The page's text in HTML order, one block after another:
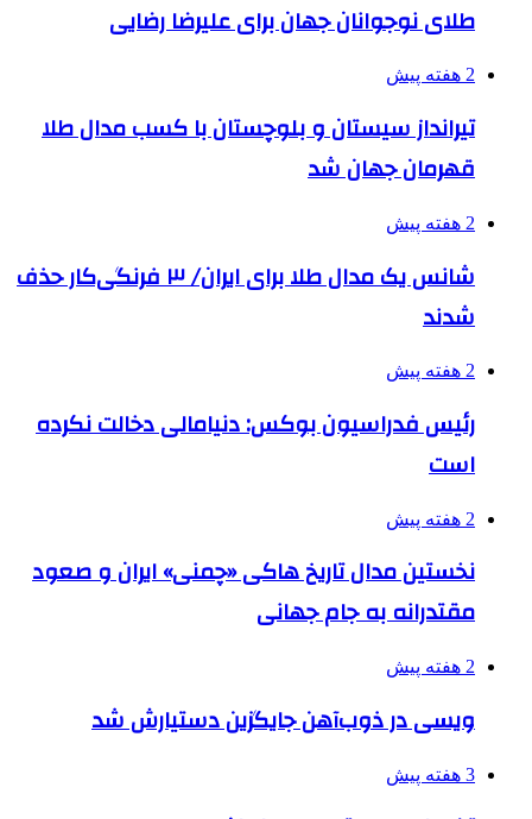
طلای نوجوانان جهان برای علیرضا رضایی
2 هفته پیش
تیرانداز سیستان و بلوچستان با کسب مدال طلا
قهرمان جهان شد
2 هفته پیش
شانس یک مدال طلا برای ایران/ ۳ فرنگی‌کار حذف
شدند
2 هفته پیش
رئیس فدراسیون بوکس: دنیامالی دخالت نکرده
است
2 هفته پیش
نخستین مدال تاریخ هاکی «چمنی» ایران و صعود
مقتدرانه به جام جهانی
2 هفته پیش
ویسی در ذوب‌آهن جایگزین دستیارش شد
3 هفته پیش